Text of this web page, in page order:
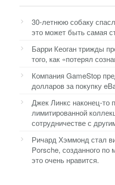
30-летнюю собаку
это может быть самая
Барри Кеоган трижды
того, как «потерял
Компания GameStop
долларов за покупку
Джек Линкс наконец-то
лимитированной
сотрудничестве с
Ричард Хэммонд стал
Porsche, созданного по
это очень нравится.